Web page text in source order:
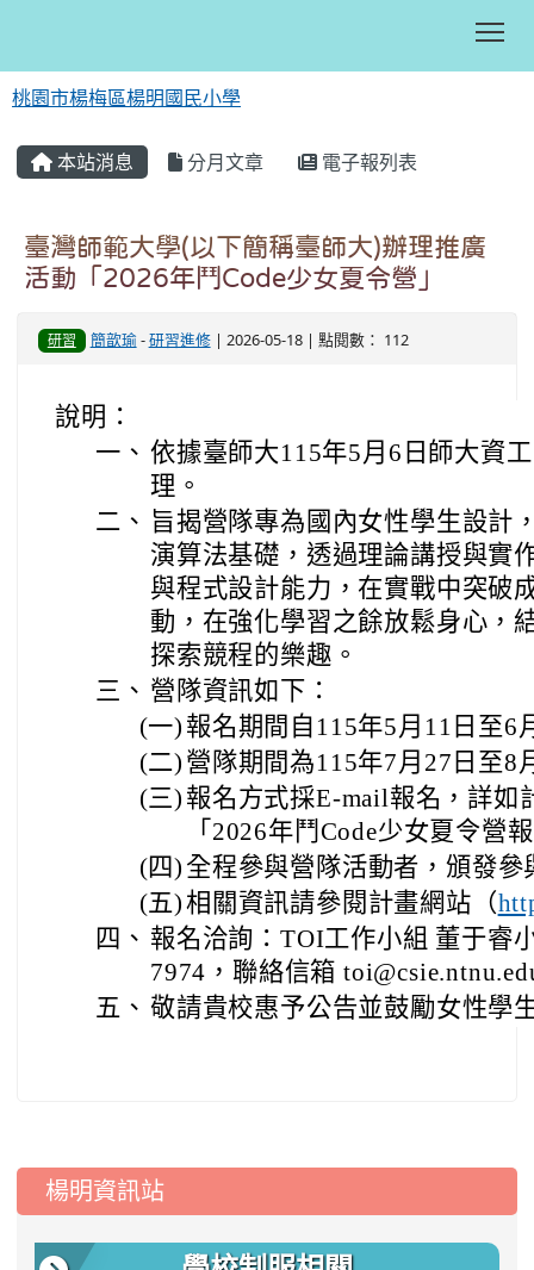
桃園市楊梅區楊明國民小學
本站消息 分月文章 電子報列表
臺灣師範大學(以下簡稱臺師大)辦理推廣
活動「2026年鬥Code少女夏令營」
研習 簡歆瑜-研習進修| 2026-05-18 | 點閱數： 112
說明：
一、 依據臺師大115年5月6日師大資
理。
二、 旨揭營隊專為國內女性學生設計
演算法基礎，透過理論講授與實
與程式設計能力，在實戰中突破
動，在強化學習之餘放鬆身心，
探索競程的樂趣。
三、 營隊資訊如下：
(一) 報名期間自115年5月11日至6
(二) 營隊期間為115年7月27日至8
(三) 報名方式採E-mail報名，詳如
「2026年鬥Code少女夏令營
(四) 全程參與營隊活動者，頒發參
(五)相關資訊請參閱計畫網站（
四、 報名洽詢：TOI工作小組 董于睿
7974，聯絡信箱
五、 敬請貴校惠予公告並鼓勵女性學
::: 楊明資訊站